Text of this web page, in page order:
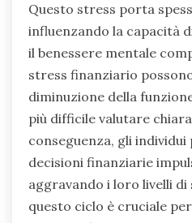
Questo stress porta
influenzando la capacità
il benessere mentale
stress finanziario
diminuzione della
più difficile valutare
conseguenza, gli
decisioni finanziarie
aggravando i loro livelli
questo ciclo è cruciale